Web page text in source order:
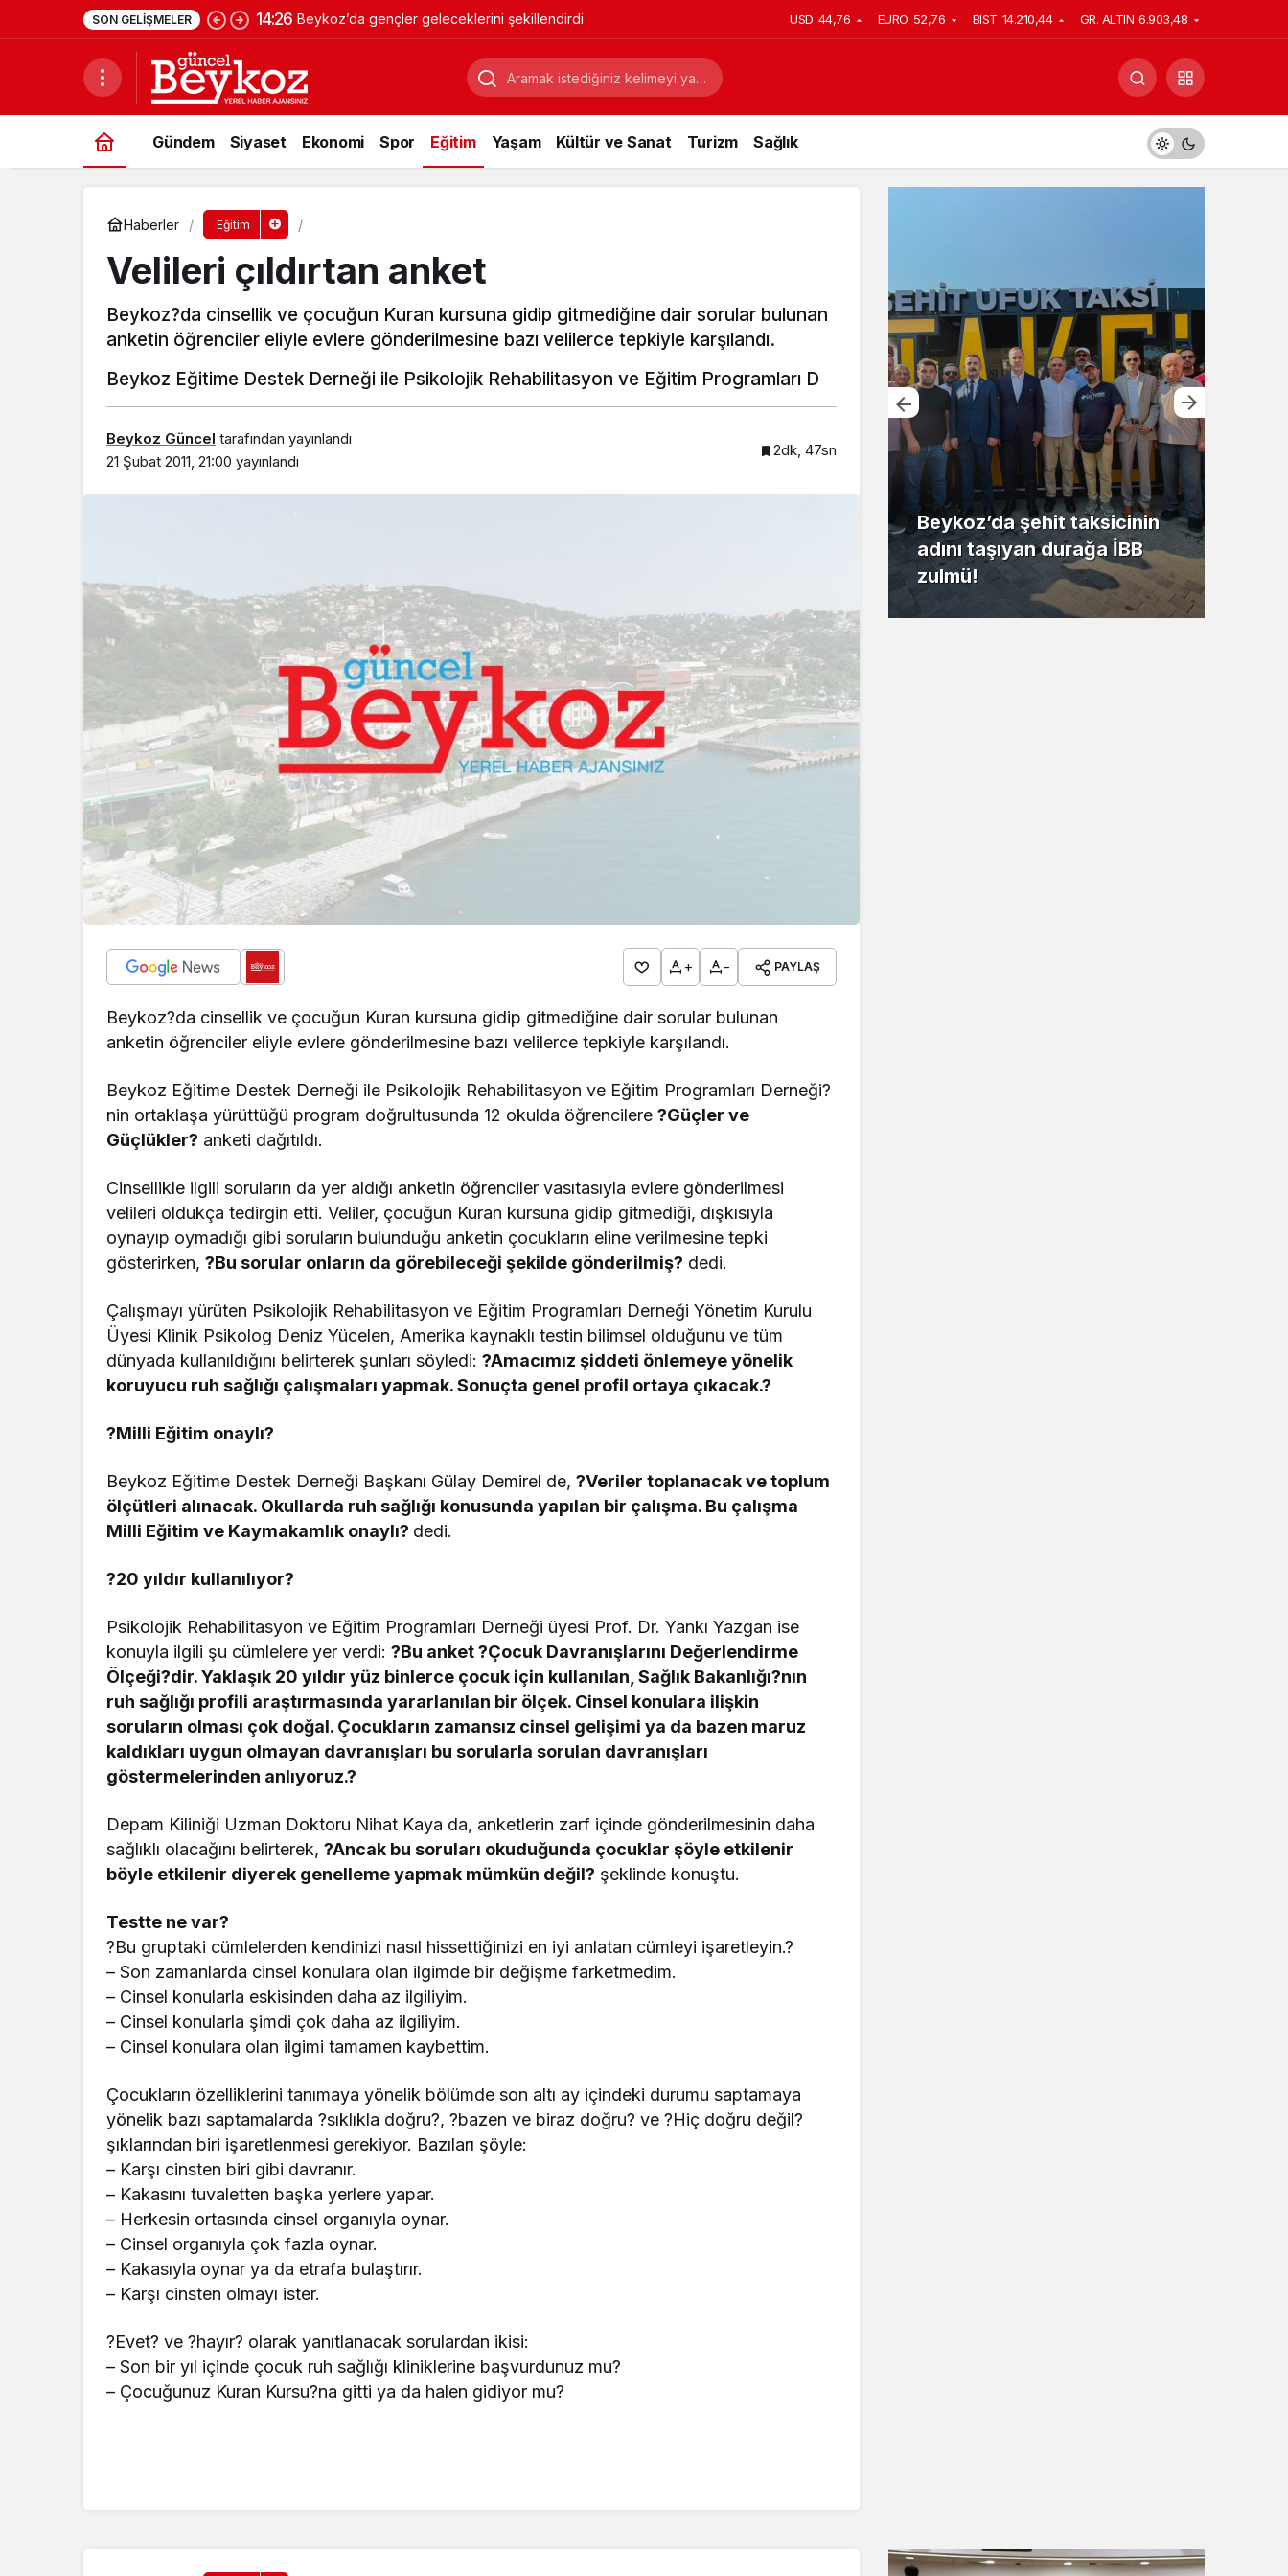
SON GELIŞMELER 14:26 Beykoz’da gençler geleceklerini şekillendirdi USD 44,76 EURO 52,76 BIST 14.210,44 GR. ALTIN 6.903,48
Gündem Siyaset Ekonomi Spor Eğitim Yaşam Kültür ve Sanat Turizm Sağlık
Haberler Eğitim
Velileri çıldırtan anket
Beykoz?da cinsellik ve çocuğun Kuran kursuna gidip gitmediğine dair sorular bulunan
anketin öğrenciler eliyle evlere gönderilmesine bazı velilerce tepkiyle karşılandı.
Beykoz Eğitime Destek Derneği ile Psikolojik Rehabilitasyon ve Eğitim Programları D
Beykoz Güncel tarafından yayınlandı
21 Şubat 2011, 21:00 yayınlandı
2dk, 47sn
+ - PAYLAŞ
Beykoz?da cinsellik ve çocuğun Kuran kursuna gidip gitmediğine dair sorular bulunan
anketin öğrenciler eliyle evlere gönderilmesine bazı velilerce tepkiyle karşılandı.
Beykoz Eğitime Destek Derneği ile Psikolojik Rehabilitasyon ve Eğitim Programları Derneği?
nin ortaklaşa yürüttüğü program doğrultusunda 12 okulda öğrencilere?Güçler ve
Güçlükler? anketi dağıtıldı.
Cinsellikle ilgili soruların da yer aldığı anketin öğrenciler vasıtasıyla evlere gönderilmesi
velileri oldukça tedirgin etti. Veliler, çocuğun Kuran kursuna gidip gitmediği, dışkısıyla
oynayıp oymadığı gibi soruların bulunduğu anketin çocukların eline verilmesine tepki
gösterirken,?Bu sorular onların da görebileceği şekilde gönderilmiş? dedi.
Çalışmayı yürüten Psikolojik Rehabilitasyon ve Eğitim Programları Derneği Yönetim Kurulu
Üyesi Klinik Psikolog Deniz Yücelen, Amerika kaynaklı testin bilimsel olduğunu ve tüm
dünyada kullanıldığını belirterek şunları söyledi:?Amacımız şiddeti önlemeye yönelik
koruyucu ruh sağlığı çalışmaları yapmak. Sonuçta genel profil ortaya çıkacak.?
?Milli Eğitim onaylı?
Beykoz Eğitime Destek Derneği Başkanı Gülay Demirel de,?Veriler toplanacak ve toplum
ölçütleri alınacak. Okullarda ruh sağlığı konusunda yapılan bir çalışma. Bu çalışma
Milli Eğitim ve Kaymakamlık onaylı? dedi.
?20 yıldır kullanılıyor?
Psikolojik Rehabilitasyon ve Eğitim Programları Derneği üyesi Prof. Dr. Yankı Yazgan ise
konuyla ilgili şu cümlelere yer verdi:?Bu anket ?Çocuk Davranışlarını Değerlendirme
Ölçeği?dir. Yaklaşık 20 yıldır yüz binlerce çocuk için kullanılan, Sağlık Bakanlığı?nın
ruh sağlığı profili araştırmasında yararlanılan bir ölçek. Cinsel konulara ilişkin
soruların olması çok doğal. Çocukların zamansız cinsel gelişimi ya da bazen maruz
kaldıkları uygun olmayan davranışları bu sorularla sorulan davranışları
göstermelerinden anlıyoruz.?
Depam Kiliniği Uzman Doktoru Nihat Kaya da, anketlerin zarf içinde gönderilmesinin daha
sağlıklı olacağını belirterek,?Ancak bu soruları okuduğunda çocuklar şöyle etkilenir
böyle etkilenir diyerek genelleme yapmak mümkün değil? şeklinde konuştu.
Testte ne var?
?Bu gruptaki cümlelerden kendinizi nasıl hissettiğinizi en iyi anlatan cümleyi işaretleyin.?
– Son zamanlarda cinsel konulara olan ilgimde bir değişme farketmedim.
– Cinsel konularla eskisinden daha az ilgiliyim.
– Cinsel konularla şimdi çok daha az ilgiliyim.
– Cinsel konulara olan ilgimi tamamen kaybettim.
Çocukların özelliklerini tanımaya yönelik bölümde son altı ay içindeki durumu saptamaya
yönelik bazı saptamalarda ?sıklıkla doğru?, ?bazen ve biraz doğru? ve ?Hiç doğru değil?
şıklarından biri işaretlenmesi gerekiyor. Bazıları şöyle:
– Karşı cinsten biri gibi davranır.
– Kakasını tuvaletten başka yerlere yapar.
– Herkesin ortasında cinsel organıyla oynar.
– Cinsel organıyla çok fazla oynar.
– Kakasıyla oynar ya da etrafa bulaştırır.
– Karşı cinsten olmayı ister.
?Evet? ve ?hayır? olarak yanıtlanacak sorulardan ikisi:
– Son bir yıl içinde çocuk ruh sağlığı kliniklerine başvurdunuz mu?
– Çocuğunuz Kuran Kursu?na gitti ya da halen gidiyor mu?
Beykoz’da şehit taksicinin
adını taşıyan durağa İBB
zulmü!